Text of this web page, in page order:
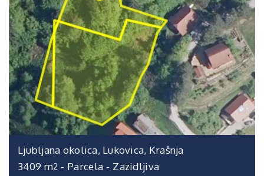
Ljubljana okolica, Lukovica, Krašnja
3409 m2 - Parcela - Zazidljiva